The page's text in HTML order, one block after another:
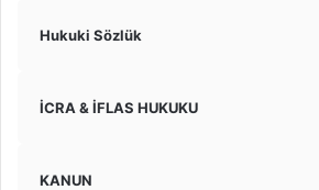
Hukuki Sözlük
İCRA & İFLAS HUKUKU
KANUN